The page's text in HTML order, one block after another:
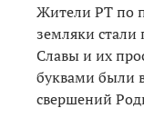
Жители РТ по
земляки
Славы и их
буквами были
свершений